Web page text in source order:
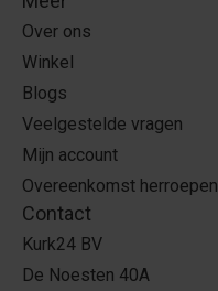
Over ons
Winkel
Blogs
Veelgestelde vragen
Mijn account
Overeenkomst herroepen
Contact
Kurk24 BV
De Noesten 40A